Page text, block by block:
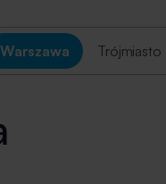
Warszawa Trójmiasto